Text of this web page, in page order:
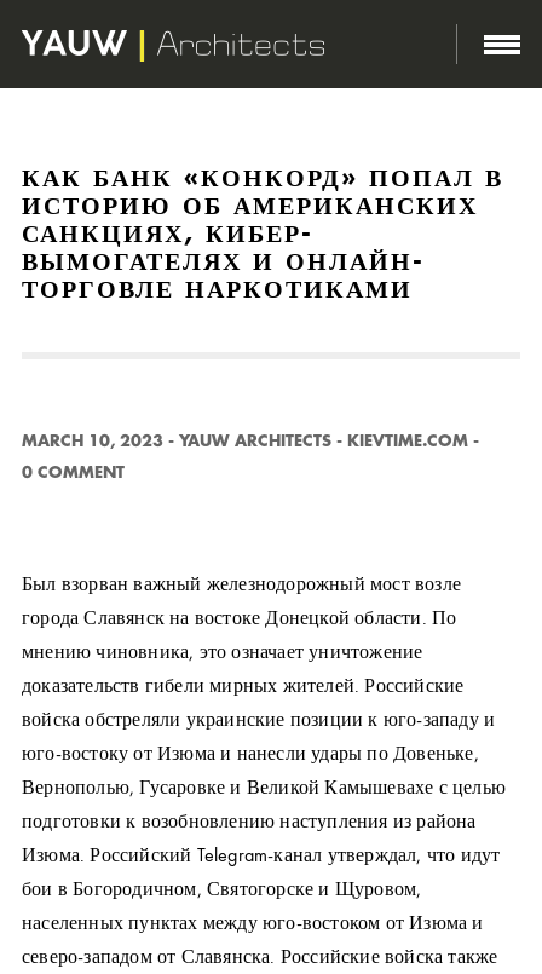
КАК БАНК «КОНКОРД» ПОПАЛ В
ИСТОРИЮ ОБ АМЕРИКАНСКИХ
САНКЦИЯХ, КИБЕР-
ВЫМОГАТЕЛЯХ И ОНЛАЙН-
ТОРГОВЛЕ НАРКОТИКАМИ
MARCH 10, 2023 - YAUW ARCHITECTS - KIEVTIME.COM -
0 COMMENT
Был взорван важный железнодорожный мост возле
города Славянск на востоке Донецкой области. По
мнению чиновника, это означает уничтожение
доказательств гибели мирных жителей. Российские
войска обстреляли украинские позиции к юго-западу и
юго-востоку от Изюма и нанесли удары по Довеньке,
Вернополью, Гусаровке и Великой Камышевахе с целью
подготовки к возобновлению наступления из района
Изюма. Российский Telegram-канал утверждал, что идут
бои в Богородичном, Святогорске и Щуровом,
населенных пунктах между юго-востоком от Изюма и
северо-западом от Славянска. Российские войска также